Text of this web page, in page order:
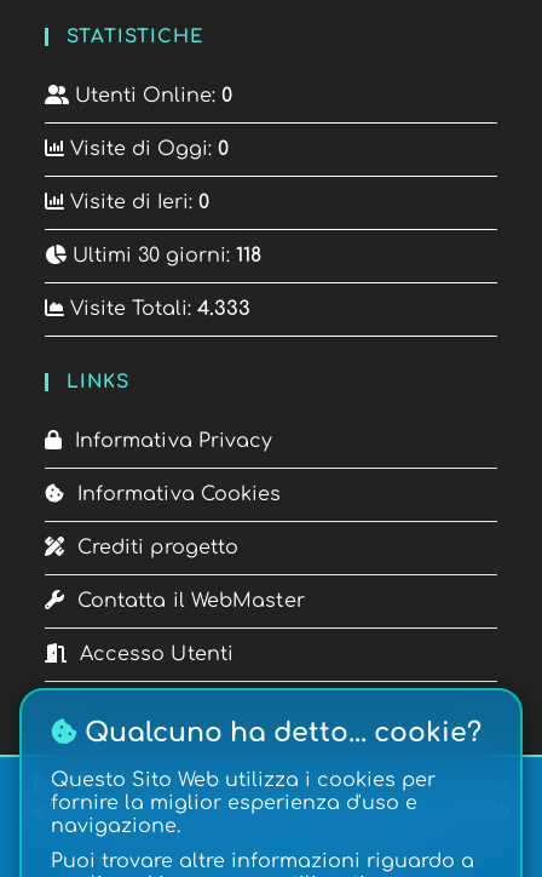
STATISTICHE
Utenti Online:0
Visite di Oggi:0
Visite di Ieri:0
Ultimi 30 giorni:118
Visite Totali:4.333
LINKS
Informativa Privacy
Informativa Cookies
Crediti progetto
Contatta il WebMaster
Accesso Utenti
È vietata la copia, la pubblicazione, la riproduzione
e la redistribuzione dei contenuti in qualsiasi modo
Copyright © 2026Gateway| Realizzazione:
Qualcuno ha detto... cookie?
Questo Sito Web utilizza i cookies per
fornire la miglior esperienza d'uso e
navigazione.
Puoi trovare altre informazioni riguardo a